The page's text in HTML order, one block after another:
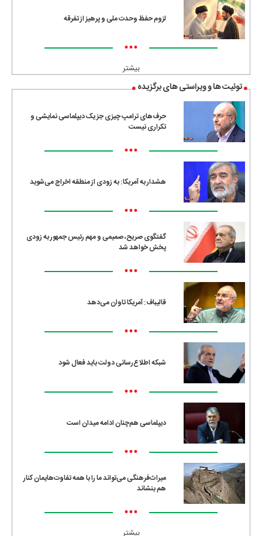
لزوم حفظ وحدت ملی و پرهیز از تفرقه
•••
بیشتر
توئیت ها و ویراستی های برگزیده
حرف‌های ترامپ چیزی جز یک دیپلماسی نمایشی و
تکراری نیست
•••
هشدار به آمریکا: به زودی از منطقه اخراج می‌شوید
•••
گفتگوی صریح، صمیمی و مهم رئیس جمهور به زودی
پخش خواهد شد
•••
قالیباف: آمریکا تاوان می‌دهد
•••
شبکه اطلاع‌رسانی دولت باید فعال شود
•••
دیپلماسی هم‌چنان ادامه میدان است
•••
میراث‌فرهنگی می‌تواند ما را با همه تفاوت‌هایمان کنار
هم بنشاند
•••